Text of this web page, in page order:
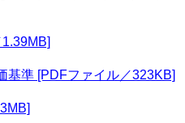
基準 [PDFファイル／323KB]